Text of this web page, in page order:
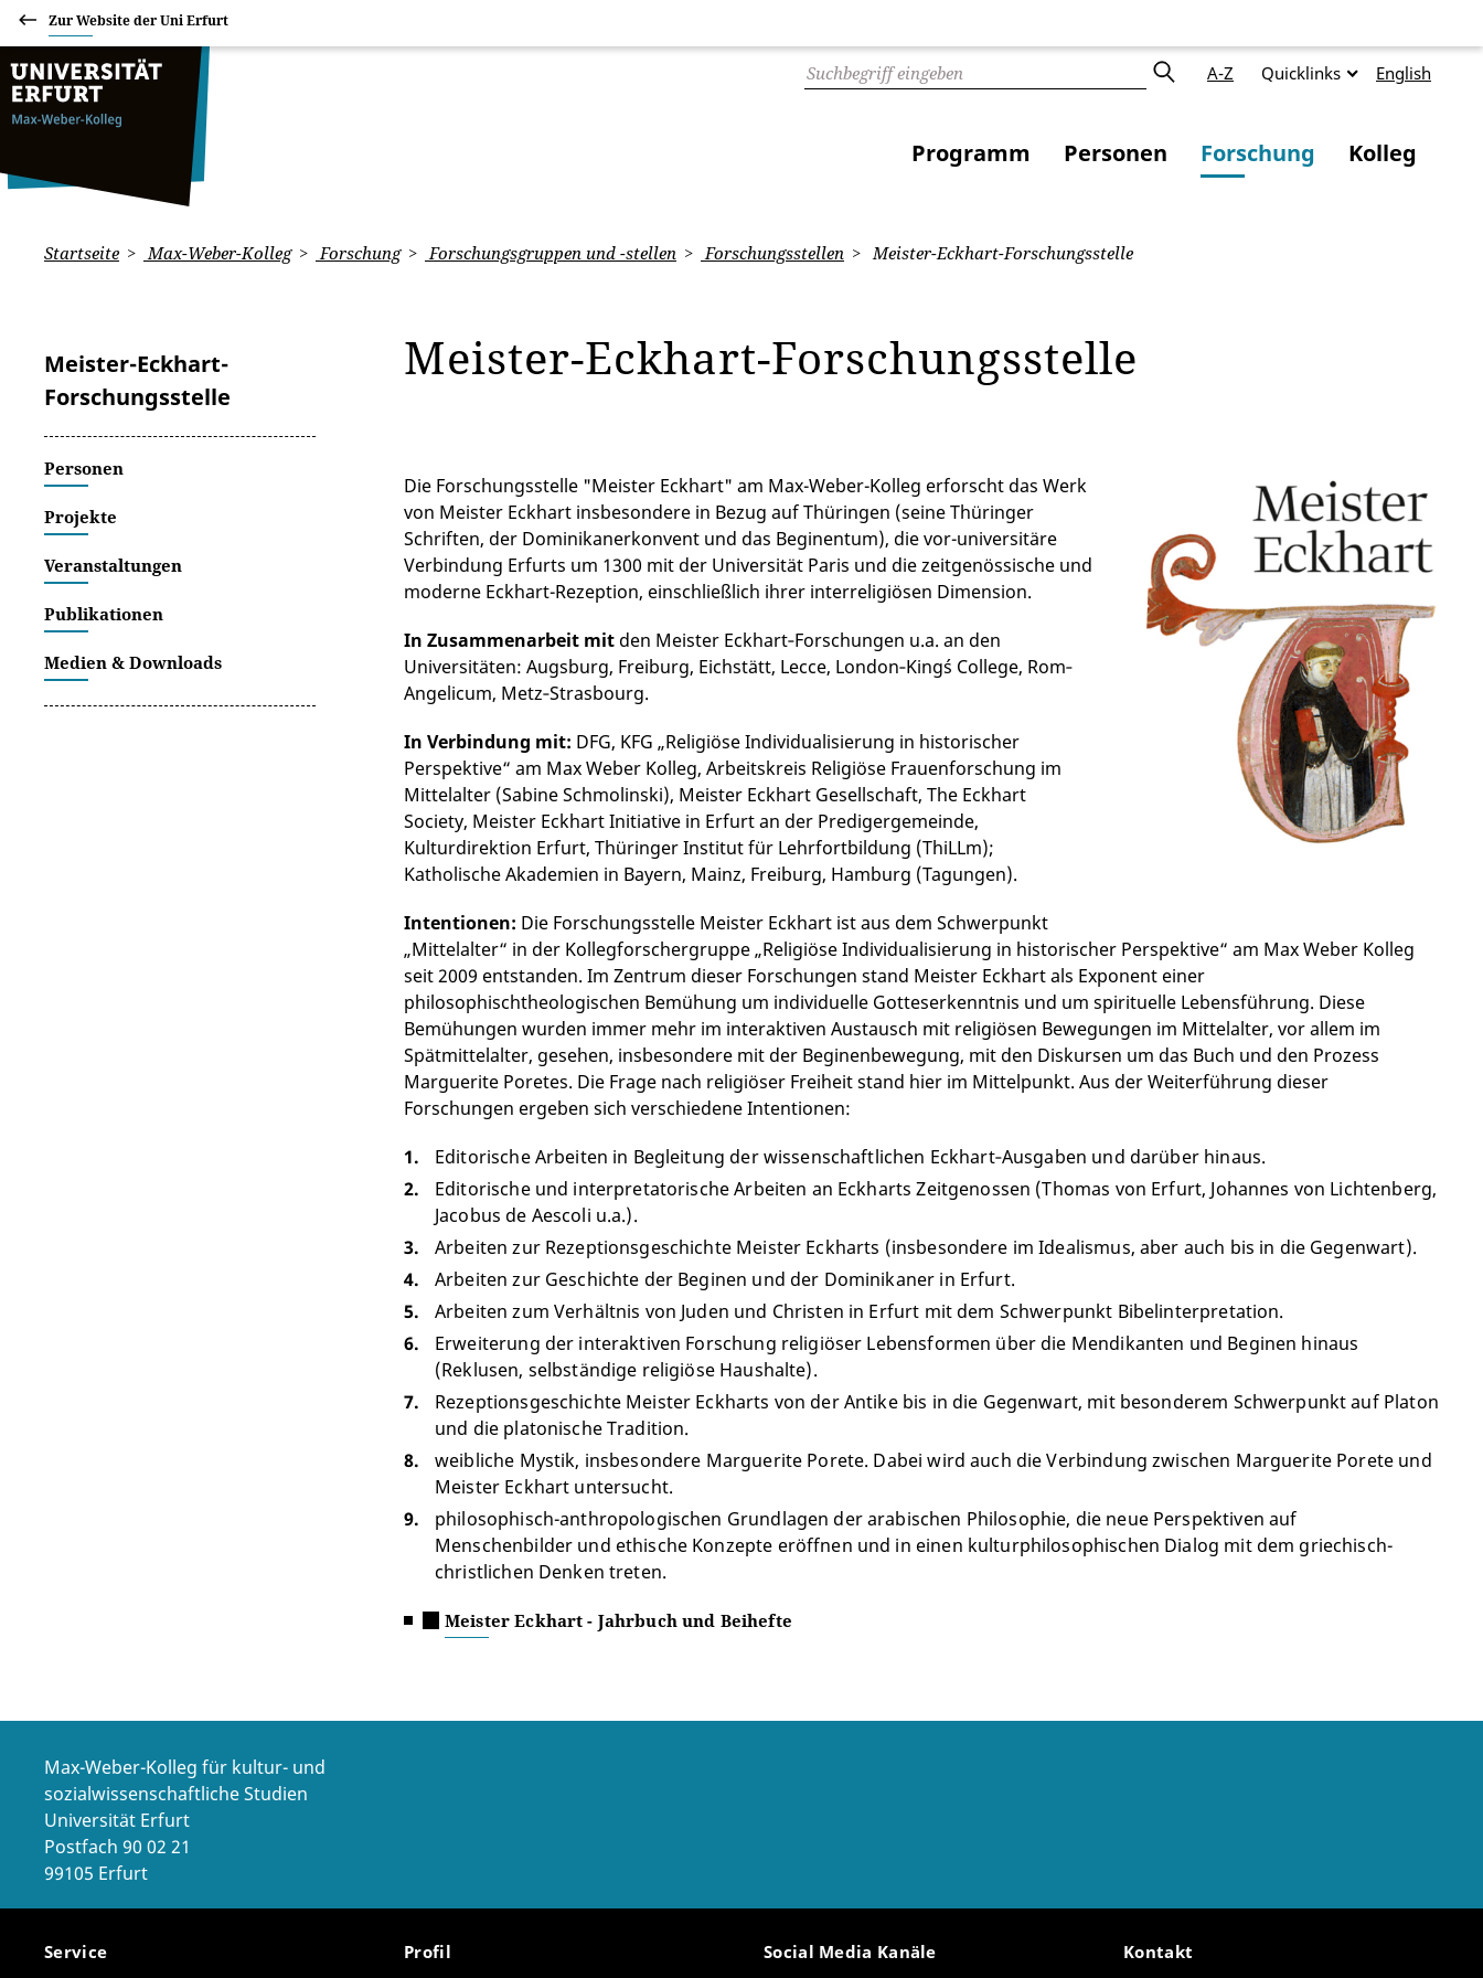
Zur Website der Uni Erfurt
A-Z Quicklinks English
Programm Personen Forschung Kolleg
Startseite Max-Weber-Kolleg Forschung Forschungsgruppen und -stellen Forschungsstellen Meister-Eckhart-Forschungsstelle
Meister-Eckhart-
Forschungsstelle
Personen
Projekte
Veranstaltungen
Publikationen
Medien & Downloads
Meister-Eckhart-Forschungsstelle
Die Forschungsstelle "Meister Eckhart" am Max-Weber-Kolleg erforscht das Werk
von Meister Eckhart insbesondere in Bezug auf Thüringen (seine Thüringer
Schriften, der Dominikanerkonvent und das Beginentum), die vor-universitäre
Verbindung Erfurts um 1300 mit der Universität Paris und die zeitgenössische und
moderne Eckhart-Rezeption, einschließlich ihrer interreligiösen Dimension.
In Zusammenarbeit mit den Meister Eckhart‐Forschungen u.a. an den
Universitäten: Augsburg, Freiburg, Eichstätt, Lecce, London‐King´s College, Rom‐
Angelicum, Metz‐Strasbourg.
In Verbindung mit: DFG, KFG „Religiöse Individualisierung in historischer
Perspektive“ am Max Weber Kolleg, Arbeitskreis Religiöse Frauenforschung im
Mittelalter (Sabine Schmolinski), Meister Eckhart Gesellschaft, The Eckhart
Society, Meister Eckhart Initiative in Erfurt an der Predigergemeinde,
Kulturdirektion Erfurt, Thüringer Institut für Lehrfortbildung (ThiLLm);
Katholische Akademien in Bayern, Mainz, Freiburg, Hamburg (Tagungen).
Intentionen: Die Forschungsstelle Meister Eckhart ist aus dem Schwerpunkt
„Mittelalter“ in der Kollegforschergruppe „Religiöse Individualisierung in historischer Perspektive“ am Max Weber Kolleg
seit 2009 entstanden. Im Zentrum dieser Forschungen stand Meister Eckhart als Exponent einer
philosophischtheologischen Bemühung um individuelle Gotteserkenntnis und um spirituelle Lebensführung. Diese
Bemühungen wurden immer mehr im interaktiven Austausch mit religiösen Bewegungen im Mittelalter, vor allem im
Spätmittelalter, gesehen, insbesondere mit der Beginenbewegung, mit den Diskursen um das Buch und den Prozess
Marguerite Poretes. Die Frage nach religiöser Freiheit stand hier im Mittelpunkt. Aus der Weiterführung dieser
Forschungen ergeben sich verschiedene Intentionen:
Editorische Arbeiten in Begleitung der wissenschaftlichen Eckhart‐Ausgaben und darüber hinaus.
Editorische und interpretatorische Arbeiten an Eckharts Zeitgenossen (Thomas von Erfurt, Johannes von Lichtenberg,
Jacobus de Aescoli u.a.).
Arbeiten zur Rezeptionsgeschichte Meister Eckharts (insbesondere im Idealismus, aber auch bis in die Gegenwart).
Arbeiten zur Geschichte der Beginen und der Dominikaner in Erfurt.
Arbeiten zum Verhältnis von Juden und Christen in Erfurt mit dem Schwerpunkt Bibelinterpretation.
Erweiterung der interaktiven Forschung religiöser Lebensformen über die Mendikanten und Beginen hinaus
(Reklusen, selbständige religiöse Haushalte).
Rezeptionsgeschichte Meister Eckharts von der Antike bis in die Gegenwart, mit besonderem Schwerpunkt auf Platon
und die platonische Tradition.
weibliche Mystik, insbesondere Marguerite Porete. Dabei wird auch die Verbindung zwischen Marguerite Porete und
Meister Eckhart untersucht.
philosophisch-anthropologischen Grundlagen der arabischen Philosophie, die neue Perspektiven auf
Menschenbilder und ethische Konzepte eröffnen und in einen kulturphilosophischen Dialog mit dem griechisch-
christlichen Denken treten.
Meister Eckhart - Jahrbuch und Beihefte
Max-Weber-Kolleg für kultur- und
sozialwissenschaftliche Studien
Universität Erfurt
Postfach 90 02 21
99105 Erfurt
Service Profil Social Media Kanäle Kontakt